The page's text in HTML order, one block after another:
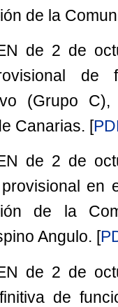
de la
de 2 de
de
(Grupo
Canarias. [
de 2 de
en
de la
Angulo. [
de 2 de
de